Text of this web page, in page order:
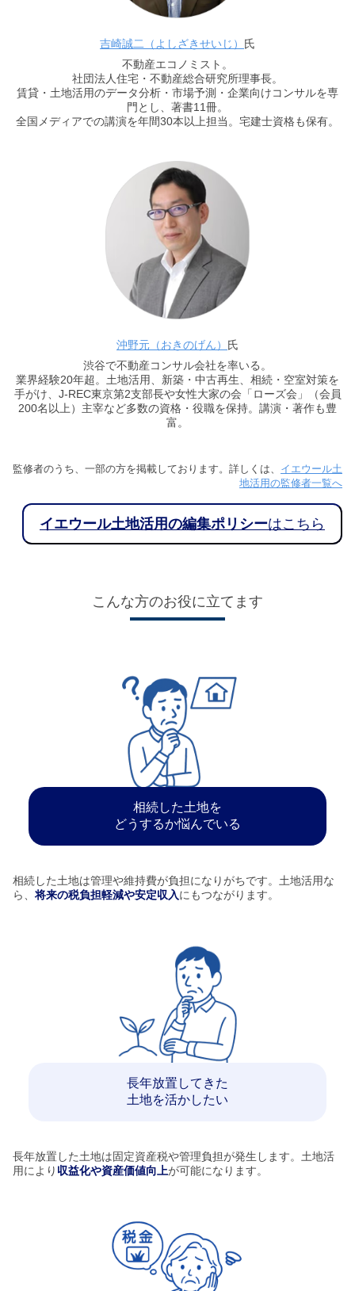
吉崎誠二（よしざきせいじ） 氏
不動産エコノミスト。
社団法人住宅・不動産総合研究所理事長。
賃貸・土地活用のデータ分析・市場予測・企業向けコンサルを専
門とし、著書11冊。
全国メディアでの講演を年間30本以上担当。宅建士資格も保有。
沖野元（おきのげん） 氏
渋谷で不動産コンサル会社を率いる。
業界経験20年超。土地活用、新築・中古再生、相続・空室対策を
手がけ、J-REC東京第2支部長や女性大家の会「ローズ会」（会員
200名以上）主宰など多数の資格・役職を保持。講演・著作も豊
富。
監修者のうち、一部の方を掲載しております。詳しくは、 イエウール土
地活用の監修者一覧へ
イエウール土地活用の編集ポリシーはこちら
こんな方のお役に立てます
相続した土地を
どうするか悩んでいる
相続した土地は管理や維持費が負担になりがちです。土地活用な
ら、将来の税負担軽減や安定収入にもつながります。
長年放置してきた
土地を活かしたい
長年放置した土地は固定資産税や管理負担が発生します。土地活
用により 収益化や資産価値向上が可能になります。